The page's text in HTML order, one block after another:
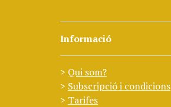
Informació
Qui som?
Subscripció i condicions
Tarifes